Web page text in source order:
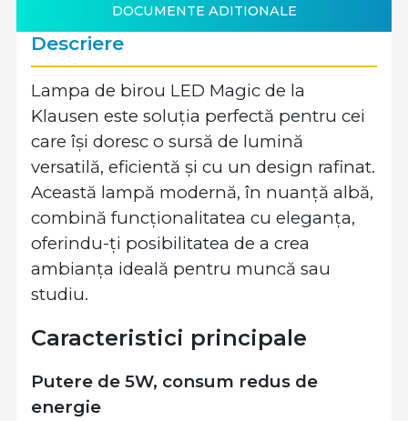
DOCUMENTE ADITIONALE
Descriere
Lampa de birou LED Magic de la
Klausen este soluția perfectă pentru cei
care își doresc o sursă de lumină
versatilă, eficientă și cu un design rafinat.
Această lampă modernă, în nuanță albă,
combină funcționalitatea cu eleganța,
oferindu-ți posibilitatea de a crea
ambianța ideală pentru muncă sau
studiu.
Caracteristici principale
Putere de 5W, consum redus de
energie